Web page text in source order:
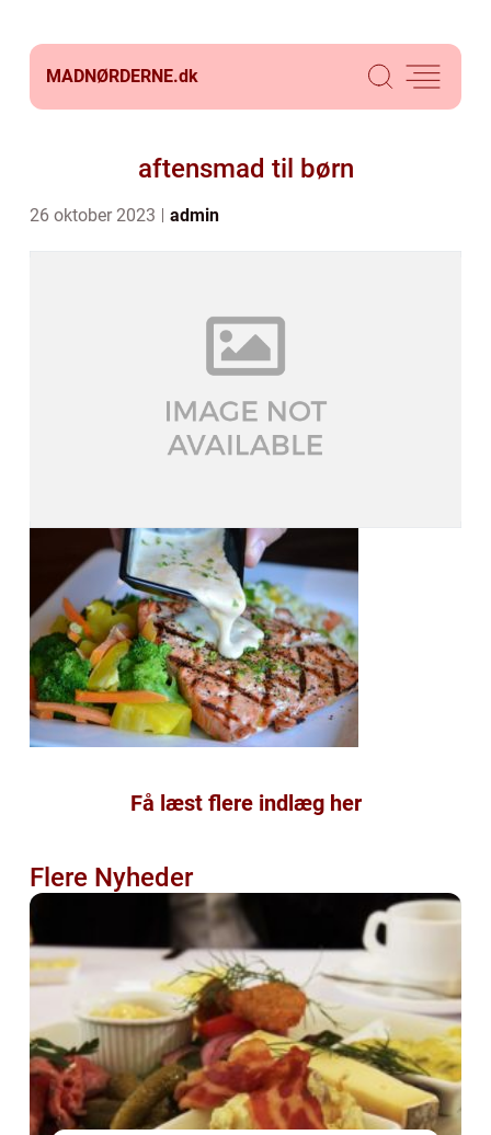
MADNØRDERNE.dk
aftensmad til børn
26 oktober 2023 admin
Få læst flere indlæg her
Flere Nyheder